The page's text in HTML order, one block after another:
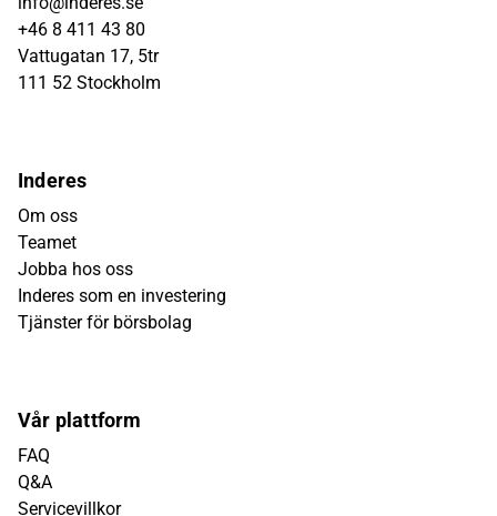
+46 8 411 43 80
Vattugatan 17, 5tr
111 52 Stockholm
Inderes
Om oss
Teamet
Jobba hos oss
Inderes som en investering
Tjänster för börsbolag
Vår plattform
FAQ
Q&A
Servicevillkor